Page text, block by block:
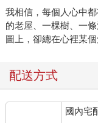
我相信，每個人心中
的老屋、一棵樹、一
圖上，卻總在心裡某個
配送方式
國內宅